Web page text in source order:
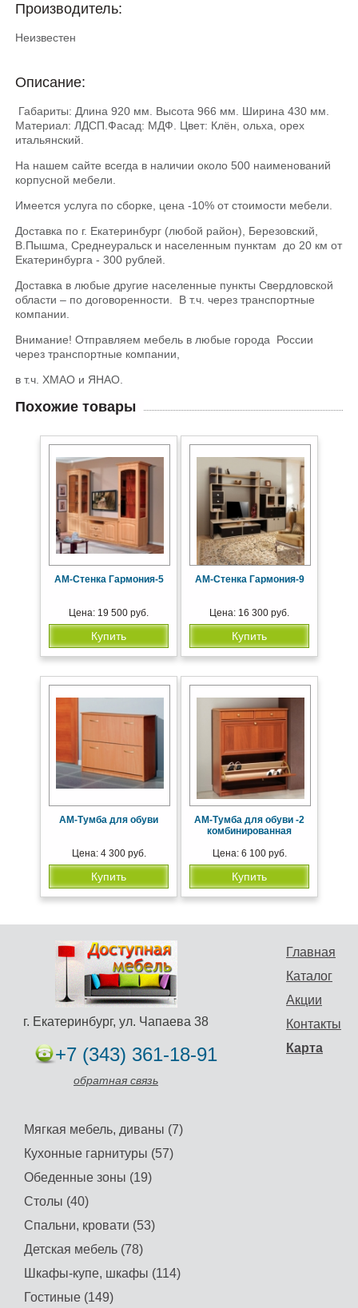
Производитель:
Неизвестен
Описание:
Габариты: Длина 920 мм. Высота 966 мм. Ширина 430 мм.
Материал: ЛДСП.Фасад: МДФ. Цвет: Клён, ольха, орех
итальянский.
На нашем сайте всегда в наличии около 500 наименований
корпусной мебели.
Имеется услуга по сборке, цена -10% от стоимости мебели.
Доставка по г. Екатеринбург (любой район), Березовский,
В.Пышма, Среднеуральск и населенным пунктам до 20 км от
Екатеринбурга - 300 рублей.
Доставка в любые другие населенные пункты Свердловской
области – по договоренности. В т.ч. через транспортные
компании.
Внимание! Отправляем мебель в любые города России
через транспортные компании,
в т.ч. ХМАО и ЯНАО.
Похожие товары
АМ-Стенка Гармония-5
Цена: 19 500 руб.
Купить
АМ-Стенка Гармония-9
Цена: 16 300 руб.
Купить
АМ-Тумба для обуви
Цена: 4 300 руб.
Купить
АМ-Тумба для обуви -2
комбинированная
Цена: 6 100 руб.
Купить
Главная
Каталог
Акции
Контакты
Карта
г. Екатеринбург, ул. Чапаева 38
+7 (343) 361-18-91
обратная связь
Мягкая мебель, диваны (7)
Кухонные гарнитуры (57)
Обеденные зоны (19)
Столы (40)
Спальни, кровати (53)
Детская мебель (78)
Шкафы-купе, шкафы (114)
Гостиные (149)